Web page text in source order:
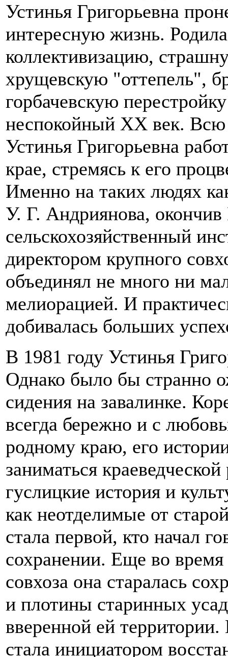
Устинья Григорьевна
интересную жизнь.
коллективизацию,
хрущевскую "оттепель",
горбачевскую
неспокойный XX век.
Устинья Григорьевна
крае, стремясь к его
Именно на таких людях
У. Г. Андриянова,
сельскохозяйственный
директором крупного
объединял не много ни
мелиорацией. И
добивалась больших
В 1981 году Устинья
Однако было бы странно
сидения на завалинке.
всегда бережно и с
родному краю, его
заниматься
гуслицкие история и
как неотделимые от
стала первой, кто начал
сохранении. Еще во
совхоза она старалась
и плотины старинных
вверенной ей
стала инициатором